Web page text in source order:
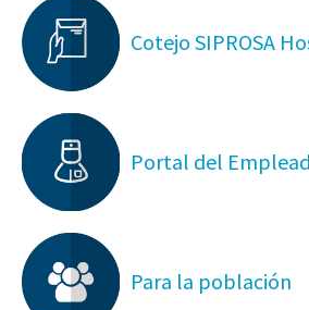
Cotejo SIPROSA
Portal del
Para la población